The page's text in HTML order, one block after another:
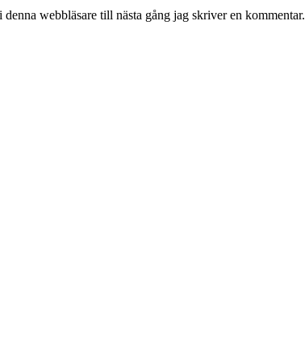
webbläsare till nästa gång jag skriver en kommentar.